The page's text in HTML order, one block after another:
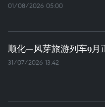
01/08/2026 05:00
顺化—风芽旅游列车9月
31/07/2026 13:42